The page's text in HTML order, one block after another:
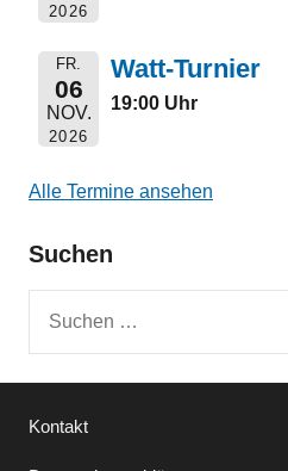
2026
FR.
06
NOV.
2026
Watt-Turnier
19:00 Uhr
Alle Termine ansehen
Suchen
Kontakt